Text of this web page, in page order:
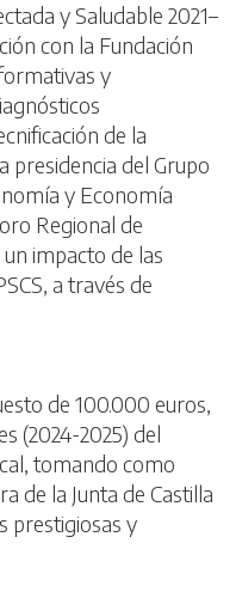
y Saludable 2021–
con la Fundación
y
de la
presidencia del Grupo
y Economía
Regional de
impacto de las
a través de
de 100.000 euros,
(2024-2025) del
tomando como
de la Junta de Castilla
prestigiosas y